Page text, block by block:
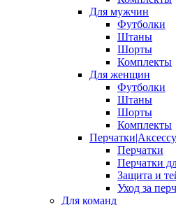
Для мужчин
Футболки
Штаны
Шорты
Комплекты
Для женщин
Футболки
Штаны
Шорты
Комплекты
Перчатки
Перчатки
Защита и
Уход за
Для команд